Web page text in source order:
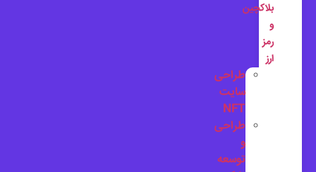
بلاکچین
رمز
ارز
طراحی
سایت
NFT
طراحی
توسعه